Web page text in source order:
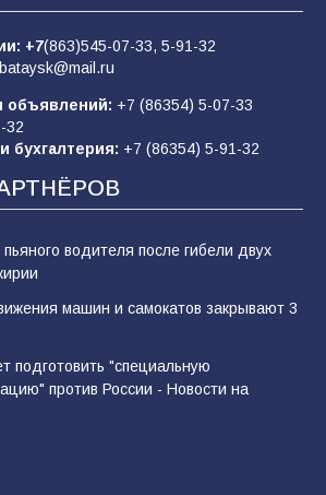
о мобилизации — это
разведка
в детском саду: как
Нептуна
+7(863)545-07-33, 5-91-32
объявлений: +7 (86354) 5-07-33
32
бухгалтерия: +7 (86354) 5-91-32
водителя после гибели двух
машин и самокатов закрывают 3
подготовить "специальную
против России - Новости на